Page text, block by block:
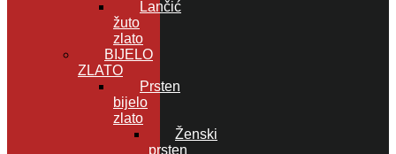
Lančić
žuto
zlato
BIJELO
ZLATO
Prsten
bijelo
zlato
Ženski
prsten